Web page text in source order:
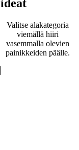
ideat
Valitse alakategoria
viemällä hiiri
vasemmalla olevien
painikkeiden päälle.